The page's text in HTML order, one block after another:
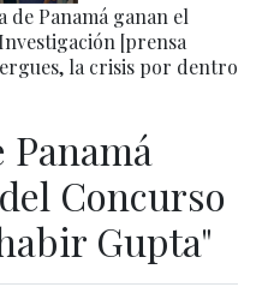
Panamá ganan el
[prensa
la crisis por dentro
Panamá
Concurso
Gupta"